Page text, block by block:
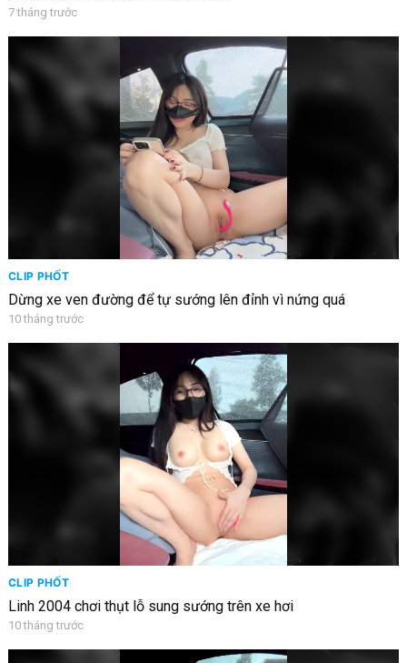
7 tháng trước
CLIP PHỐT
Dừng xe ven đường để tự sướng lên đỉnh vì nứng quá
10 tháng trước
CLIP PHỐT
Linh 2004 chơi thụt lỗ sung sướng trên xe hơi
10 tháng trước